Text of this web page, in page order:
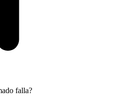
falla?